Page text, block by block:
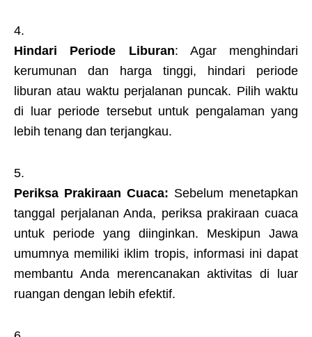
Hindari Periode Liburan: Agar menghindari
kerumunan dan harga tinggi, hindari periode
liburan atau waktu perjalanan puncak. Pilih waktu
di luar periode tersebut untuk pengalaman yang
lebih tenang dan terjangkau.
Periksa Prakiraan Cuaca: Sebelum menetapkan
tanggal perjalanan Anda, periksa prakiraan cuaca
untuk periode yang diinginkan. Meskipun Jawa
umumnya memiliki iklim tropis, informasi ini dapat
membantu Anda merencanakan aktivitas di luar
ruangan dengan lebih efektif.